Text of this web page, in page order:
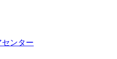
ンター